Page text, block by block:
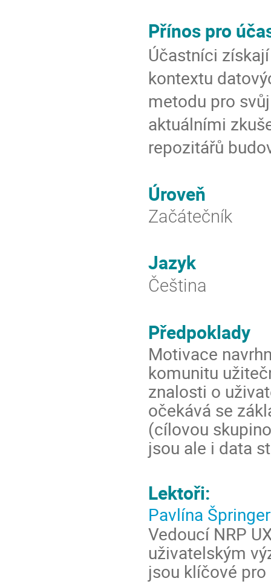
Přínos pro
Účastníci
kontextu
metodu pro
aktuálními
repozitářů
Úroveň
Začátečník
Jazyk
Čeština
Předpoklady
Motivace
komunitu
znalosti o
očekává se
(cílovou
jsou ale i data
Lektoři:
Pavlína
Vedoucí NRP
uživatelským
jsou klíčové